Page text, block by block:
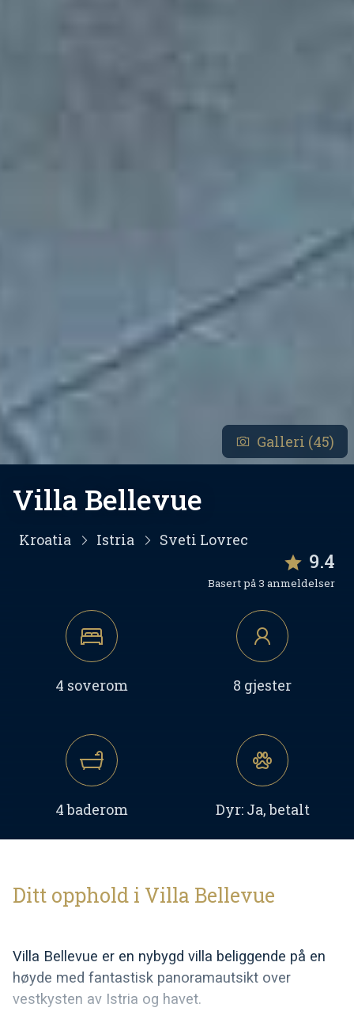
Galleri (45)
Villa Bellevue
Kroatia Istria Sveti Lovrec
9.4
Basert på 3 anmeldelser
4 soverom 8 gjester
4 baderom Dyr: Ja, betalt
Ditt opphold i Villa Bellevue
Villa Bellevue er en nybygd villa beliggende på en
høyde med fantastisk panoramautsikt over
vestkysten av Istria og havet.